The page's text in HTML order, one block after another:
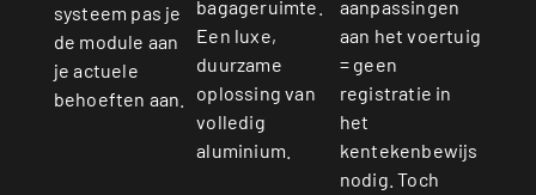
systeem pas je
de module aan
je actuele
behoeften aan.
bagageruimte.
Een luxe,
duurzame
oplossing van
volledig
aluminium.
aanpassingen
aan het voertuig
= geen
registratie in
het
kentekenbewijs
nodig. Toch